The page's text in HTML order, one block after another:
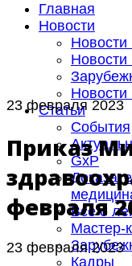
Главная
Новости
Новости
Статьи
События
GxP
Все о
Мастер-
Кадры
23 февраля 2023
Приказ
февраля
23 февраля 2023